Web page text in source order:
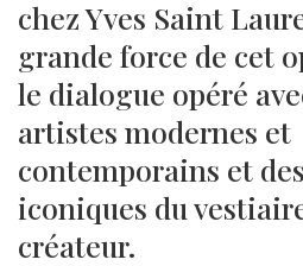
chez Yves Saint
grande force de cet
le dialogue opéré
artistes modernes et
contemporains et
iconiques du
créateur.